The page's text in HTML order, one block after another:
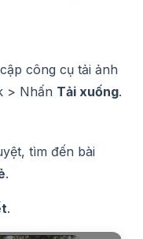
công cụ tải ảnh
> Nhấn Tải xuống.
tìm đến bài
.
.